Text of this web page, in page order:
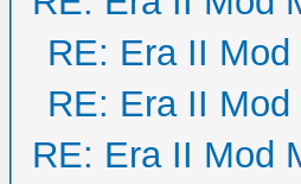
RE: Era II Mod
RE: Era II Mod
RE: Era II Mod